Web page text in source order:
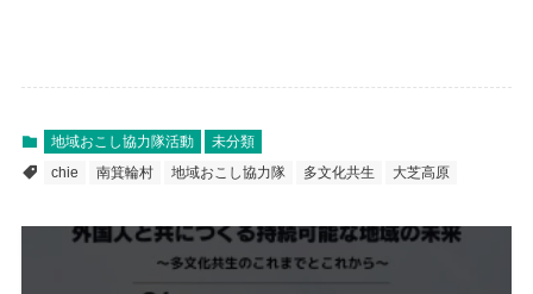
地域おこし協力隊活動
未分類
chie
南箕輪村 地域おこし協力隊 多文化共生 大芝高原